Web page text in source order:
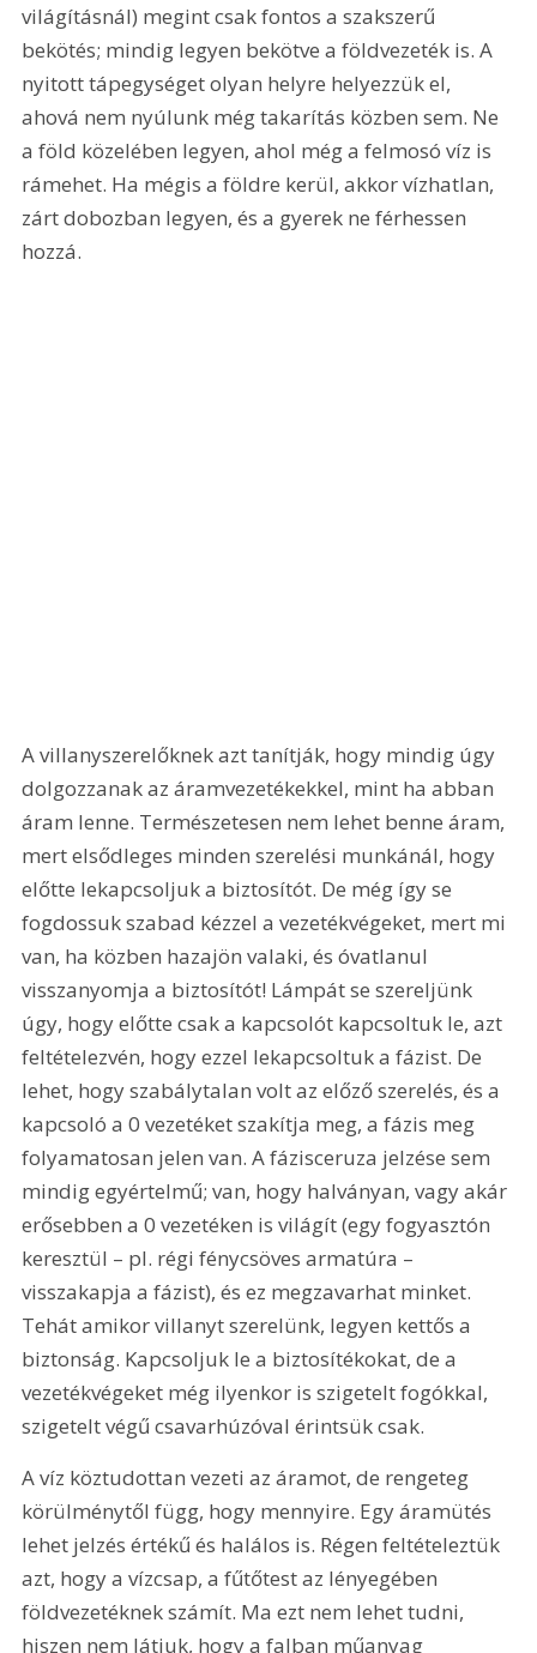
világításnál) megint csak fontos a szakszerű
bekötés; mindig legyen bekötve a földvezeték is. A
nyitott tápegységet olyan helyre helyezzük el,
ahová nem nyúlunk még takarítás közben sem. Ne
a föld közelében legyen, ahol még a felmosó víz is
rámehet. Ha mégis a földre kerül, akkor vízhatlan,
zárt dobozban legyen, és a gyerek ne férhessen
hozzá.
A villanyszerelőknek azt tanítják, hogy mindig úgy
dolgozzanak az áramvezetékekkel, mint ha abban
áram lenne. Természetesen nem lehet benne áram,
mert elsődleges minden szerelési munkánál, hogy
előtte lekapcsoljuk a biztosítót. De még így se
fogdossuk szabad kézzel a vezetékvégeket, mert mi
van, ha közben hazajön valaki, és óvatlanul
visszanyomja a biztosítót! Lámpát se szereljünk
úgy, hogy előtte csak a kapcsolót kapcsoltuk le, azt
feltételezvén, hogy ezzel lekapcsoltuk a fázist. De
lehet, hogy szabálytalan volt az előző szerelés, és a
kapcsoló a 0 vezetéket szakítja meg, a fázis meg
folyamatosan jelen van. A fázisceruza jelzése sem
mindig egyértelmű; van, hogy halványan, vagy akár
erősebben a 0 vezetéken is világít (egy fogyasztón
keresztül – pl. régi fénycsöves armatúra –
visszakapja a fázist), és ez megzavarhat minket.
Tehát amikor villanyt szerelünk, legyen kettős a
biztonság. Kapcsoljuk le a biztosítékokat, de a
vezetékvégeket még ilyenkor is szigetelt fogókkal,
szigetelt végű csavarhúzóval érintsük csak.
A víz köztudottan vezeti az áramot, de rengeteg
körülménytől függ, hogy mennyire. Egy áramütés
lehet jelzés értékű és halálos is. Régen feltételeztük
azt, hogy a vízcsap, a fűtőtest az lényegében
földvezetéknek számít. Ma ezt nem lehet tudni,
hiszen nem látjuk, hogy a falban műanyag